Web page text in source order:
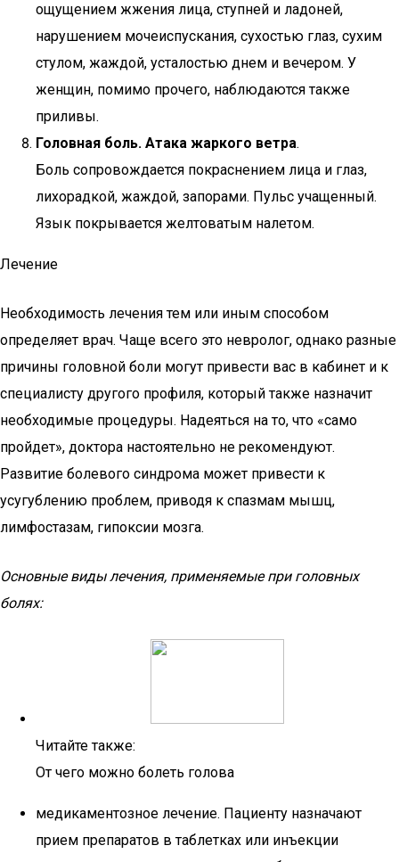
ощущением жжения лица, ступней и ладоней,
нарушением мочеиспускания, сухостью глаз, сухим
стулом, жаждой, усталостью днем и вечером. У
женщин, помимо прочего, наблюдаются также
приливы.
Головная боль. Атака жаркого ветра.
Боль сопровождается покраснением лица и глаз,
лихорадкой, жаждой, запорами. Пульс учащенный.
Язык покрывается желтоватым налетом.
Лечение
Необходимость лечения тем или иным способом
определяет врач. Чаще всего это невролог, однако разные
причины головной боли могут привести вас в кабинет и к
специалисту другого профиля, который также назначит
необходимые процедуры. Надеяться на то, что «само
пройдет», доктора настоятельно не рекомендуют.
Развитие болевого синдрома может привести к
усугублению проблем, приводя к спазмам мышц,
лимфостазам, гипоксии мозга.
Основные виды лечения, применяемые при головных
болях:
Читайте также:
От чего можно болеть голова
медикаментозное лечение. Пациенту назначают
прием препаратов в таблетках или инъекции